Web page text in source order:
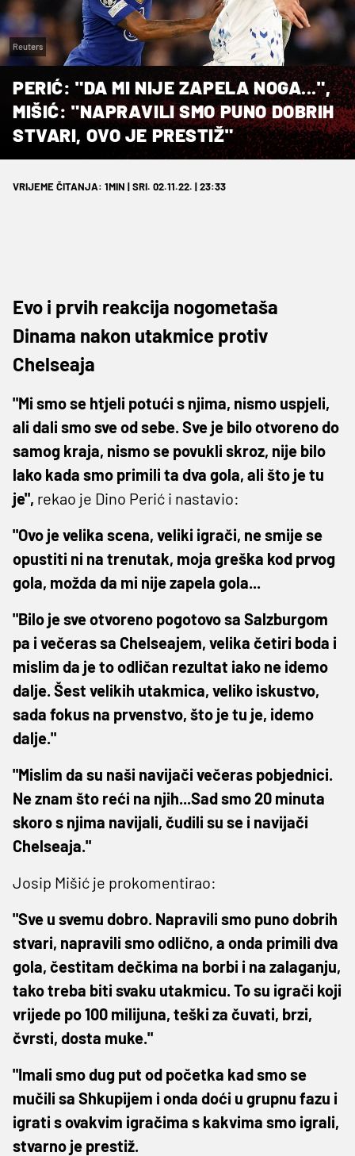
Reuters
PERIĆ: "DA MI NIJE ZAPELA NOGA...",
MIŠIĆ: "NAPRAVILI SMO PUNO DOBRIH
STVARI, OVO JE PRESTIŽ"
VRIJEME ČITANJA: 1MIN | SRI. 02.11.22. | 23:33
Evo i prvih reakcija nogometaša
Dinama nakon utakmice protiv
Chelseaja
"Mi smo se htjeli potući s njima, nismo uspjeli,
ali dali smo sve od sebe. Sve je bilo otvoreno do
samog kraja, nismo se povukli skroz, nije bilo
lako kada smo primili ta dva gola, ali što je tu
je", rekao je Dino Perić i nastavio:
"Ovo je velika scena, veliki igrači, ne smije se
opustiti ni na trenutak, moja greška kod prvog
gola, možda da mi nije zapela gola...
"Bilo je sve otvoreno pogotovo sa Salzburgom
pa i večeras sa Chelseajem, velika četiri boda i
mislim da je to odličan rezultat iako ne idemo
dalje. Šest velikih utakmica, veliko iskustvo,
sada fokus na prvenstvo, što je tu je, idemo
dalje."
"Mislim da su naši navijači večeras pobjednici.
Ne znam što reći na njih...Sad smo 20 minuta
skoro s njima navijali, čudili su se i navijači
Chelseaja."
Josip Mišić je prokomentirao:
"Sve u svemu dobro. Napravili smo puno dobrih
stvari, napravili smo odlično, a onda primili dva
gola, čestitam dečkima na borbi i na zalaganju,
tako treba biti svaku utakmicu. To su igrači koji
vrijede po 100 milijuna, teški za čuvati, brzi,
čvrsti, dosta muke."
"Imali smo dug put od početka kad smo se
mučili sa Shkupijem i onda doći u grupnu fazu i
igrati s ovakvim igračima s kakvima smo igrali,
stvarno je prestiž.